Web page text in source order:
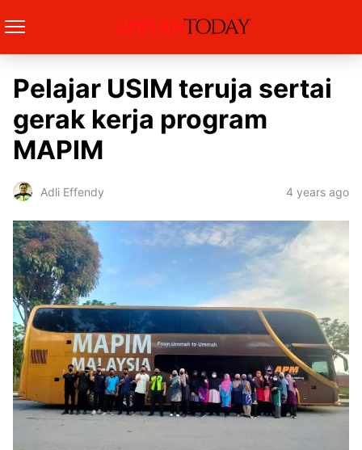
Pelajar USIM teruja sertai
gerak kerja program
MAPIM
Adli Effendy 4 years ago